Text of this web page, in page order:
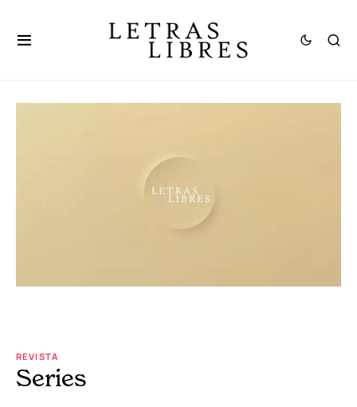
REVISTA
Series